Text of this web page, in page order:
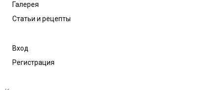
Галерея
Статьи и рецепты
Вход
Регистрация